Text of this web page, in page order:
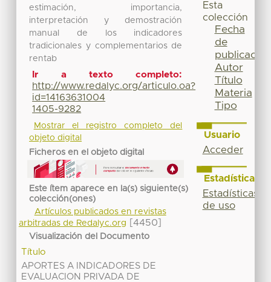
estimación, importancia,
interpretación y demostración
manual de los indicadores
tradicionales y complementarios de
rentab
Ir a texto completo:
http://www.redalyc.org/articulo.oa?
id=14163631004
1405-9282
Mostrar el registro completo del
objeto digital
Ficheros en el objeto digital
Este ítem aparece en la(s) siguiente(s)
colección(ones)
Artículos publicados en revistas
arbitradas de Redalyc.org
[4450]
Visualización del Documento
Título
APORTES A INDICADORES DE
EVALUACION PRIVADA DE
Esta
colección
Fecha
de
publicación
Autor
Título
Materia
Tipo
Usuario
Acceder
Estadísticas
Estadísticas
de uso